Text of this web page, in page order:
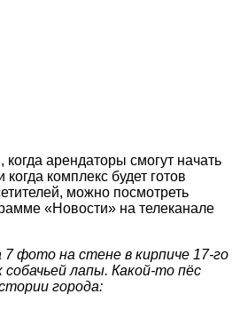
арендаторы смогут начать
комплекс будет готов
можно посмотреть
«Новости» на телеканале
фото на стене в кирпиче 17-го
лапы. Какой-то пёс
города: